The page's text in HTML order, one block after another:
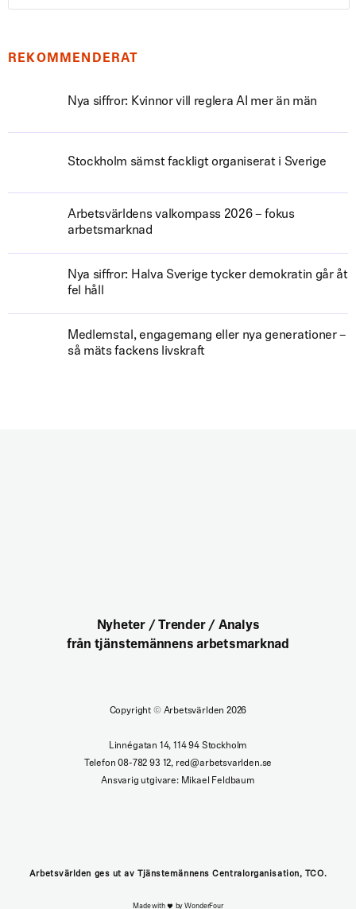
REKOMMENDERAT
Nya siffror: Kvinnor vill reglera AI mer än män
Stockholm sämst fackligt organiserat i Sverige
Arbetsvärldens valkompass 2026 – fokus
arbetsmarknad
Nya siffror: Halva Sverige tycker demokratin går åt
fel håll
Medlemstal, engagemang eller nya generationer –
så mäts fackens livskraft
Nyheter / Trender / Analys
från tjänstemännens arbetsmarknad
Copyright ©Arbetsvärlden 2026
Linnégatan 14, 114 94 Stockholm
Telefon 08-782 93 12, red@arbetsvarlden.se
Ansvarig utgivare: Mikael Feldbaum
Arbetsvärlden ges ut av Tjänstemännens Centralorganisation, TCO.
Made with by WonderFour